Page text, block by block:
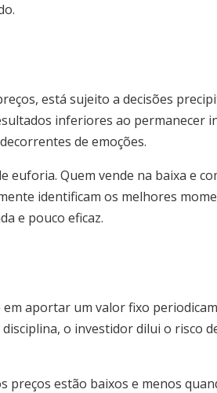
está sujeito a decisões
inferiores ao permanecer
de emoções.
euforia. Quem vende na baixa e
identificam os melhores
e pouco eficaz.
aportar um valor fixo
o investidor dilui o risco
preços estão baixos e menos